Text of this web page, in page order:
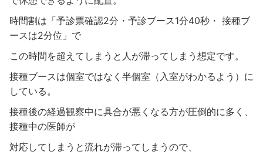
時間割は「予診票確認2分・予診ブース1分40秒・ 接種ブ
ースは2分位」で
この時間を超えてしまうと人が滞ってしまう想定です。
接種ブースは個室ではなく半個室（入室がわかるよう）に
している。
接種後の経過観察中に具合が悪くなる方が圧倒的に多く、
接種中の医師が
対応してしまうと流れが滞ってしまうので、